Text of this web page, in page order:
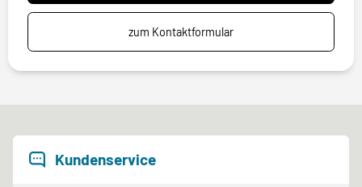
zum Kontaktformular
Kundenservice